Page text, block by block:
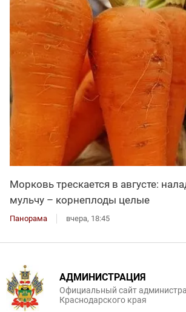
Морковь трескается в августе:
мульчу – корнеплоды целые
Панорама вчера, 18:45
АДМИНИСТРАЦИЯ
Официальный сайт
Краснодарского края